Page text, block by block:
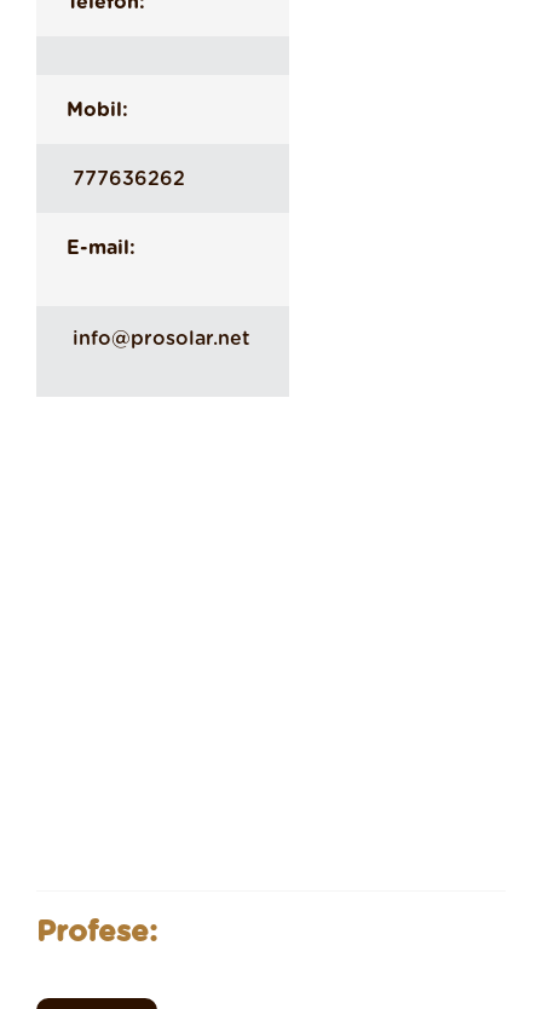
Mobil:
777636262
E-mail:
info@prosolar.net
Profese: